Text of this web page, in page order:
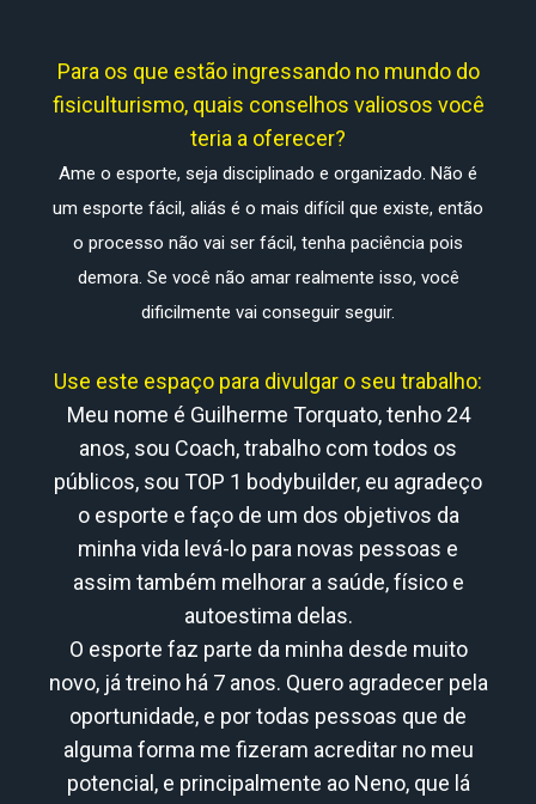
Para os que estão ingressando no mundo do
fisiculturismo, quais conselhos valiosos você
teria a oferecer?
Ame o esporte, seja disciplinado e organizado. Não é
um esporte fácil, aliás é o mais difícil que existe, então
o processo não vai ser fácil, tenha paciência pois
demora. Se você não amar realmente isso, você
dificilmente vai conseguir seguir.
Use este espaço para divulgar o seu trabalho:
Meu nome é Guilherme Torquato, tenho 24
anos, sou Coach, trabalho com todos os
públicos, sou TOP 1 bodybuilder, eu agradeço
o esporte e faço de um dos objetivos da
minha vida levá-lo para novas pessoas e
assim também melhorar a saúde, físico e
autoestima delas.
O esporte faz parte da minha desde muito
novo, já treino há 7 anos. Quero agradecer pela
oportunidade, e por todas pessoas que de
alguma forma me fizeram acreditar no meu
potencial, e principalmente ao Neno, que lá